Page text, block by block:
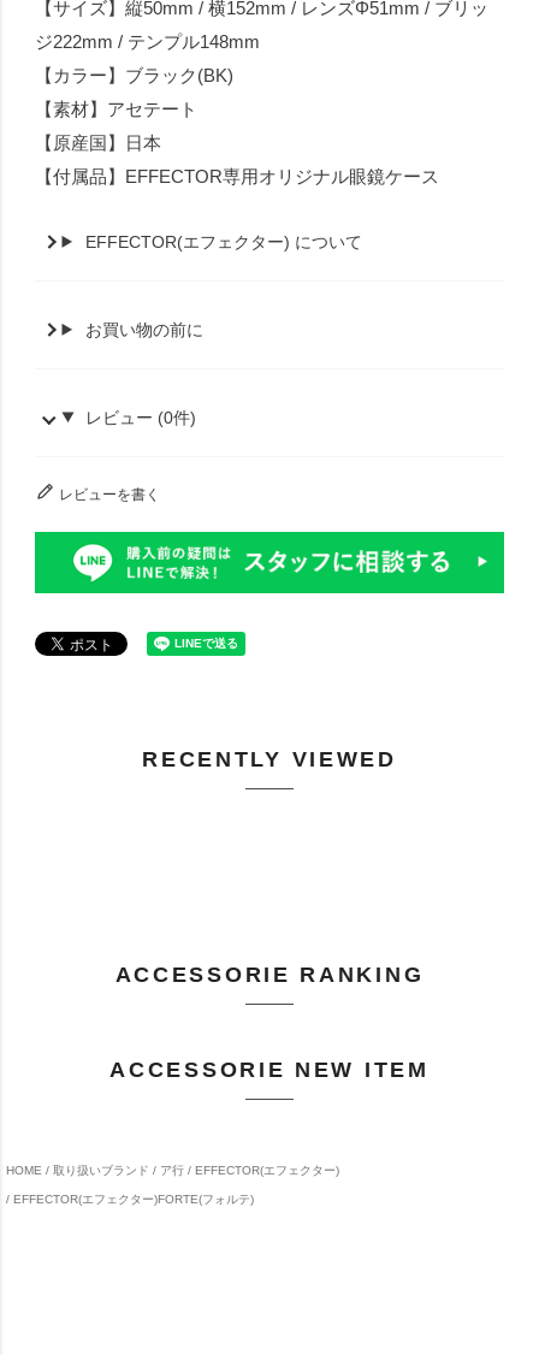
【サイズ】縦50mm / 横152mm / レンズΦ51mm / ブリッ
ジ222mm / テンプル148mm
【カラー】ブラック(BK)
【素材】アセテート
【原産国】日本
【付属品】EFFECTOR専用オリジナル眼鏡ケース
EFFECTOR(エフェクター) について
お買い物の前に
レビュー (0件)
レビューを書く
RECENTLY VIEWED
ACCESSORIE RANKING
ACCESSORIE NEW ITEM
HOME 取り扱いブランド ア行 EFFECTOR(エフェクター)
EFFECTOR(エフェクター)FORTE(フォルテ)